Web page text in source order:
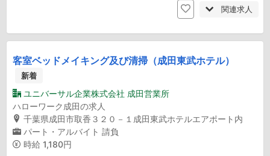
関連求人
客室ベッドメイキング及び清掃（成田東武ホテル）
新着
ユニバーサル企業株式会社 成田営業所
ハローワーク成田の求人
千葉県成田市取香３２０－１成田東武ホテルエアポート内
パート・アルバイト 請負
時給 1,180円